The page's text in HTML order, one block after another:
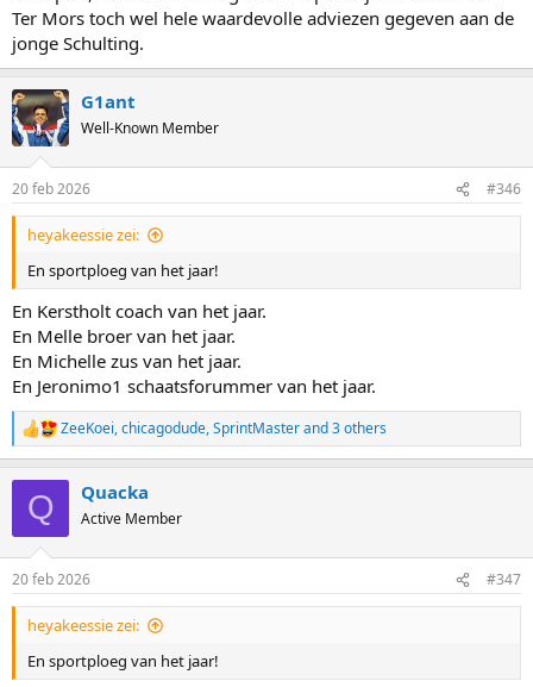
Ter Mors toch wel hele waardevolle adviezen gegeven aan de
jonge Schulting.
G1ant
Well-Known Member
20 feb 2026 #346
heyakeessie zei:
En sportploeg van het jaar!
En Kerstholt coach van het jaar.
En Melle broer van het jaar.
En Michelle zus van het jaar.
En Jeronimo1 schaatsforummer van het jaar.
R
e
s
:
ZeeKoei,chicagodude,SprintMasterand 3 others
Q Quacka
Active Member
20 feb 2026 #347
heyakeessie zei:
En sportploeg van het jaar!